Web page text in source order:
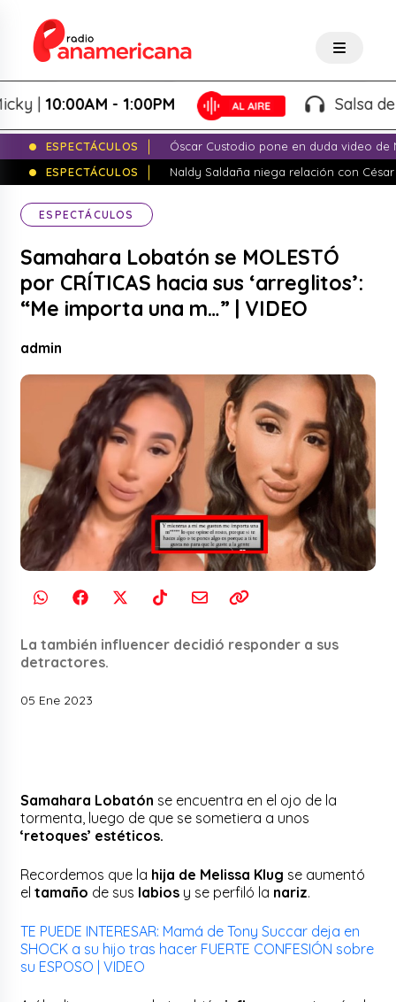
10:00AM - 1:00PM Salsa de
ESPECTÁCULOS
Óscar Custodio pone en duda video de
ESPECTÁCULOS
Naldy Saldaña niega relación con
ESPECTÁCULOS
Samahara Lobatón se MOLESTÓ
por CRÍTICAS hacia sus ‘arreglitos’:
“Me importa una m…” | VIDEO
admin
La también influencer decidió responder a sus
detractores.
05 Ene 2023
Samahara Lobatón se encuentra en el ojo de la
tormenta, luego de que se sometiera a unos
‘retoques’ estéticos.
Recordemos que la hija de Melissa Klug se aumentó
eltamaño de sus labios y se perfiló la nariz.
TE PUEDE INTERESAR: Mamá de Tony Succar deja en
SHOCK a su hijo tras hacer FUERTE CONFESIÓN sobre
su ESPOSO | VIDEO